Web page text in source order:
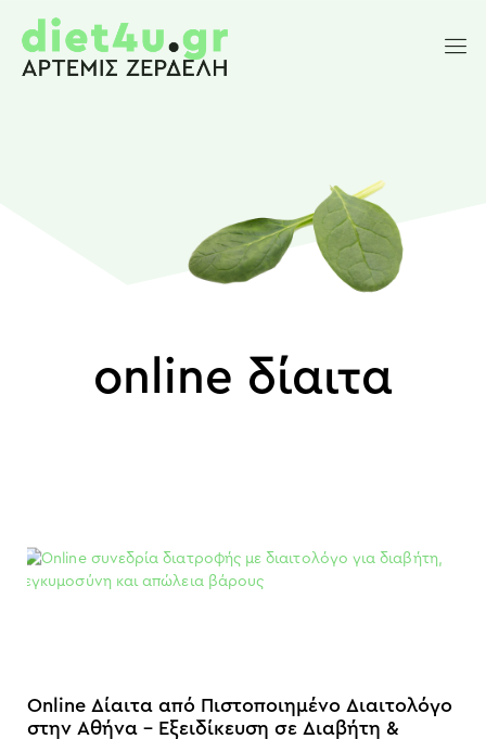
online δίαιτα
Online Δίαιτα από Πιστοποιημένο Διαιτολόγο
στην Αθήνα – Εξειδίκευση σε Διαβήτη &